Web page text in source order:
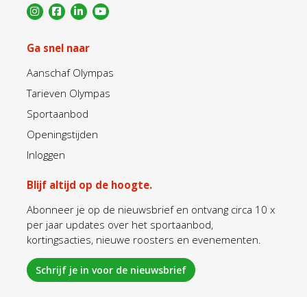
Ga snel naar
Aanschaf Olympas
Tarieven Olympas
Sportaanbod
Openingstijden
Inloggen
Blijf altijd op de hoogte.
Abonneer je op de nieuwsbrief en ontvang circa 10 x
per jaar updates over het sportaanbod,
kortingsacties, nieuwe roosters en evenementen.
Schrijf je in voor de nieuwsbrief